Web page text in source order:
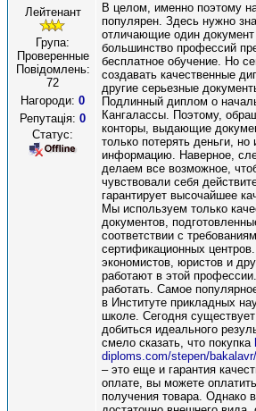
Лейтенант
Група:
Проверенные
Повідомлень:
72
Нагороди: 0
Репутація: 0
Статус:
В целом, именно поэтому
популярен. Здесь нужно
отличающие один документ
большинство профессий
бесплатное обучение. Но
создавать качественные
другие серьезные
Подлинный диплом о
Кангалассы. Поэтому,
конторы, выдающие
только потерять деньги, но
информацию. Наверное,
делаем все возможное,
чувствовали себя
гарантирует высочайшее
Мы используем только
документов,
соответствии с
сертификационных
экономистов, юристов и
работают в этой
работать. Самое
в Институте прикладных
школе. Сегодня
добиться идеального
смело сказать, что покупка
diploms.com/stepen/bakalavr/
– это еще и гарантия
оплате, вы можете
получения товара. Однако